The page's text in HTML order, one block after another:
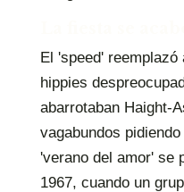
El 'speed'
hippies
abarrotaban Haight-
vagabundos
'verano del amor' se
1967, cuando un